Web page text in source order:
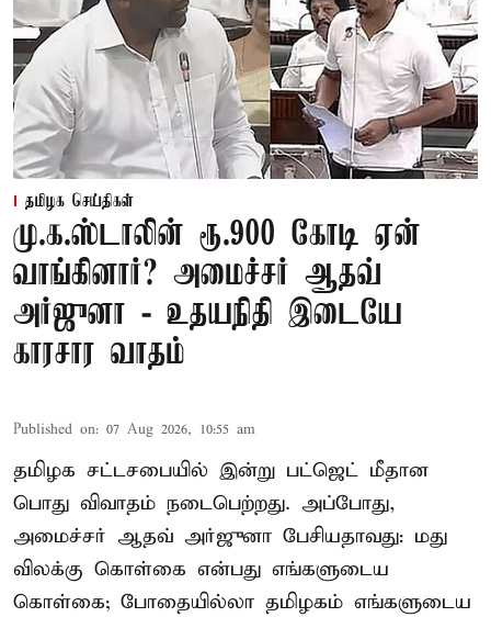
தமிழக செய்திகள்
மு.க.ஸ்டாலின் ரூ.900 கோடி ஏன்
வாங்கினார்? அமைச்சர் ஆதவ்
அர்ஜுனா - உதயநிதி இடையே
காரசார வாதம்
Published on: 07 Aug 2026, 10:55 am
தமிழக சட்டசபையில் இன்று பட்ஜெட் மீதான
பொது விவாதம் நடைபெற்றது. அப்போது,
அமைச்சர் ஆதவ் அர்ஜுனா பேசியதாவது: மது
விலக்கு கொள்கை என்பது எங்களுடைய
கொள்கை; போதையில்லா தமிழகம் எங்களுடைய